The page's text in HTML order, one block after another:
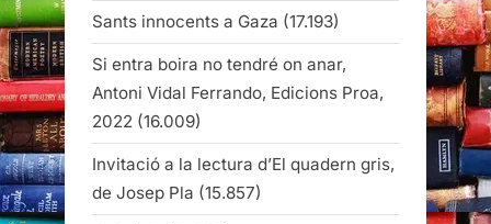
Sants innocents a Gaza (17.193)
Si entra boira no tendré on anar,
Antoni Vidal Ferrando, Edicions Proa,
2022 (16.009)
Invitació a la lectura d’El quadern gris,
de Josep Pla (15.857)